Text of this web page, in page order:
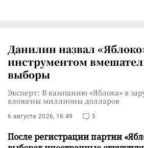
Данилин назвал
инструментом
выборы
Эксперт: В кампанию «Яблока» в
вложены миллионы долларов
6 августа 2026, 16:49 5
После регистрации партии